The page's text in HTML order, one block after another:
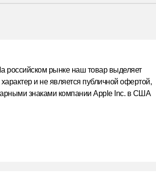
российском рынке наш товар выделяет
и не является публичной офертой,
знаками компании Apple Inc. в США